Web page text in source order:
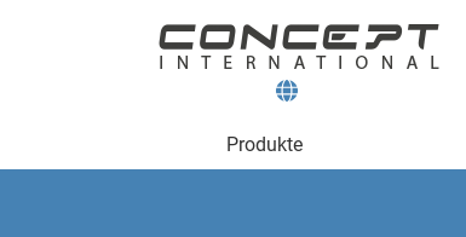
Produkte